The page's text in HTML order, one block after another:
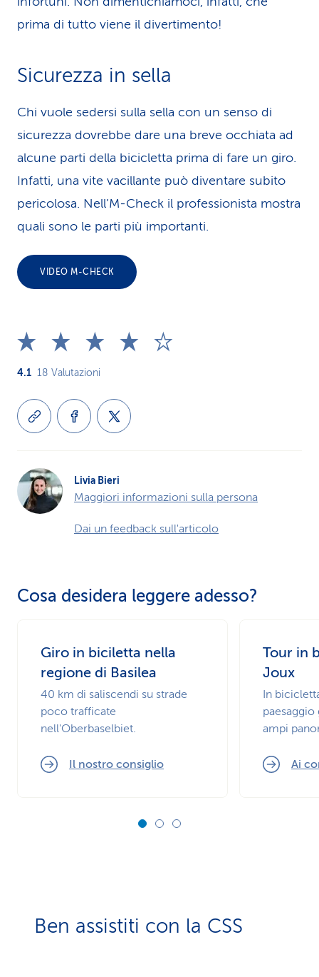
prima di tutto viene il divertimento!
Sicurezza in sella
Chi vuole sedersi sulla sella con un senso di
sicurezza dovrebbe dare una breve occhiata ad
alcune parti della bicicletta prima di fare un giro.
Infatti, una vite vacillante può diventare subito
pericolosa. Nell’M-Check il professionista mostra
quali sono le parti più importanti.
VIDEO M-CHECK
4.1 18 Valutazioni
Livia Bieri
Maggiori informazioni sulla persona
Dai un feedback sull'articolo
Cosa desidera leggere adesso?
Giro in biciletta nella
regione di Basilea
40 km di saliscendi su strade
poco trafficate
nell'Oberbaselbiet.
Il nostro consiglio
Tour in
Joux
In
paesaggio
ampi
Ai
Ben assistiti con la CSS